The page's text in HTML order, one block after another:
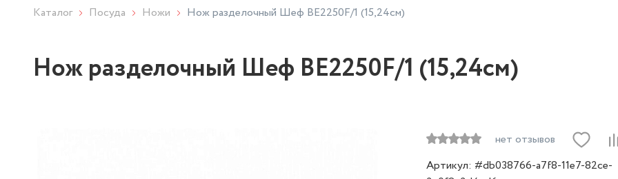
Каталог Посуда Ножи Нож разделочный Шеф BE2250F/1 (15,24см)
Нож разделочный Шеф BE2250F/1 (15,24см)
нет отзывов
Артикул: #db038766-a7f8-11e7-82ce-